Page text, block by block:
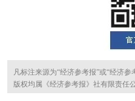
凡标注来源为“经济参考报”或“经济
版权均属《经济参考报》社有限责任